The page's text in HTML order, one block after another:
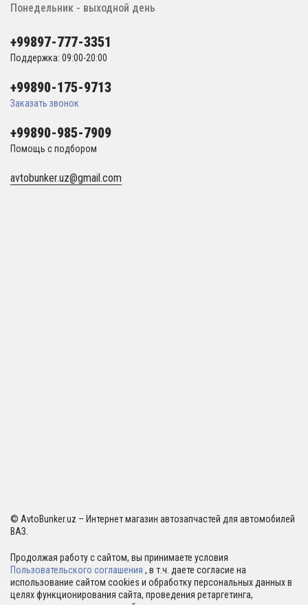
Понедельник - выходной день
+99897-777-3351
Поддержка: 09:00-20:00
+99890-175-9713
Заказать звонок
+99890-985-7909
Помощь с подбором
avtobunker.uz@gmail.com
© AvtoBunker.uz – Интернет магазин автозапчастей для автомобилей
ВАЗ.
Продолжая работу с сайтом, вы принимаете условия
Пользовательского соглашения , в т.ч. даете согласие на
использование сайтом cookies и обработку персональных данных в
целях функционирования сайта, проведения ретаргетинга,